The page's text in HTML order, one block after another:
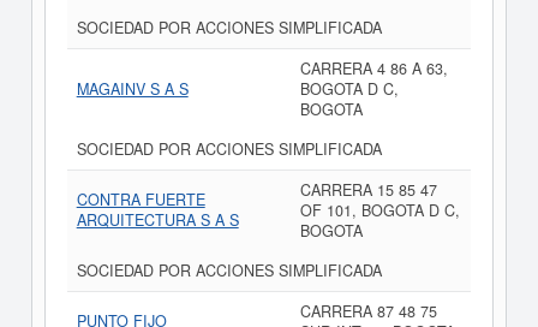
SOCIEDAD POR ACCIONES SIMPLIFICADA
MAGAINV S A S
CARRERA 4 86 A 63,
BOGOTA D C,
BOGOTA
SOCIEDAD POR ACCIONES SIMPLIFICADA
CONTRA FUERTE
ARQUITECTURA S A S
CARRERA 15 85 47
OF 101, BOGOTA D C,
BOGOTA
SOCIEDAD POR ACCIONES SIMPLIFICADA
PUNTO FIJO
CARRERA 87 48 75